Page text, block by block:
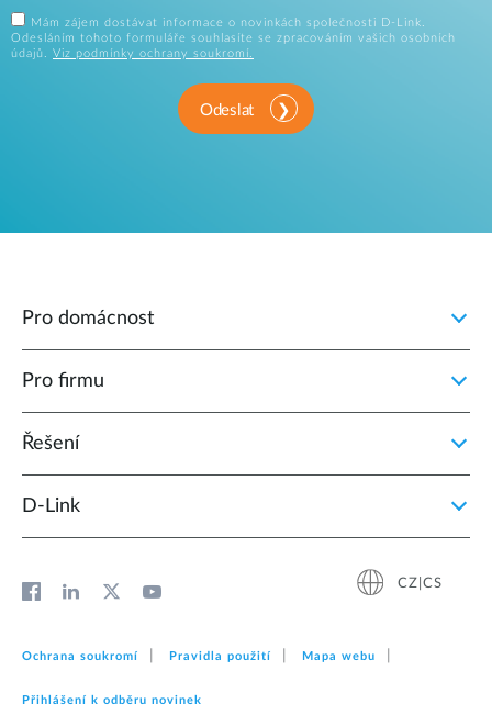
Mám zájem dostávat informace o novinkách společnosti D-Link.
Odesláním tohoto formuláře souhlasíte se zpracováním vašich osobních
údajů. Viz podmínky ochrany soukromí.
Odeslat
Pro domácnost
Pro firmu
Řešení
D‑Link
CZ|CS
Ochrana soukromí Pravidla použití Mapa webu
Přihlášení k odběru novinek